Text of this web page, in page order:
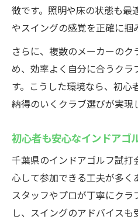
徴です。照明や床の状態も最
やスイングの感覚を正確に掴
さらに、複数のメーカーの
め、効率よく自分に合うク
す。こうした環境なら、初心
納得のいくクラブ選びが実現
初心者も安心なインドアゴ
千葉県のインドアゴルフ試打
心して参加できる工夫が多く
スタッフやプロが丁寧にク
し、スイングのアドバイスも